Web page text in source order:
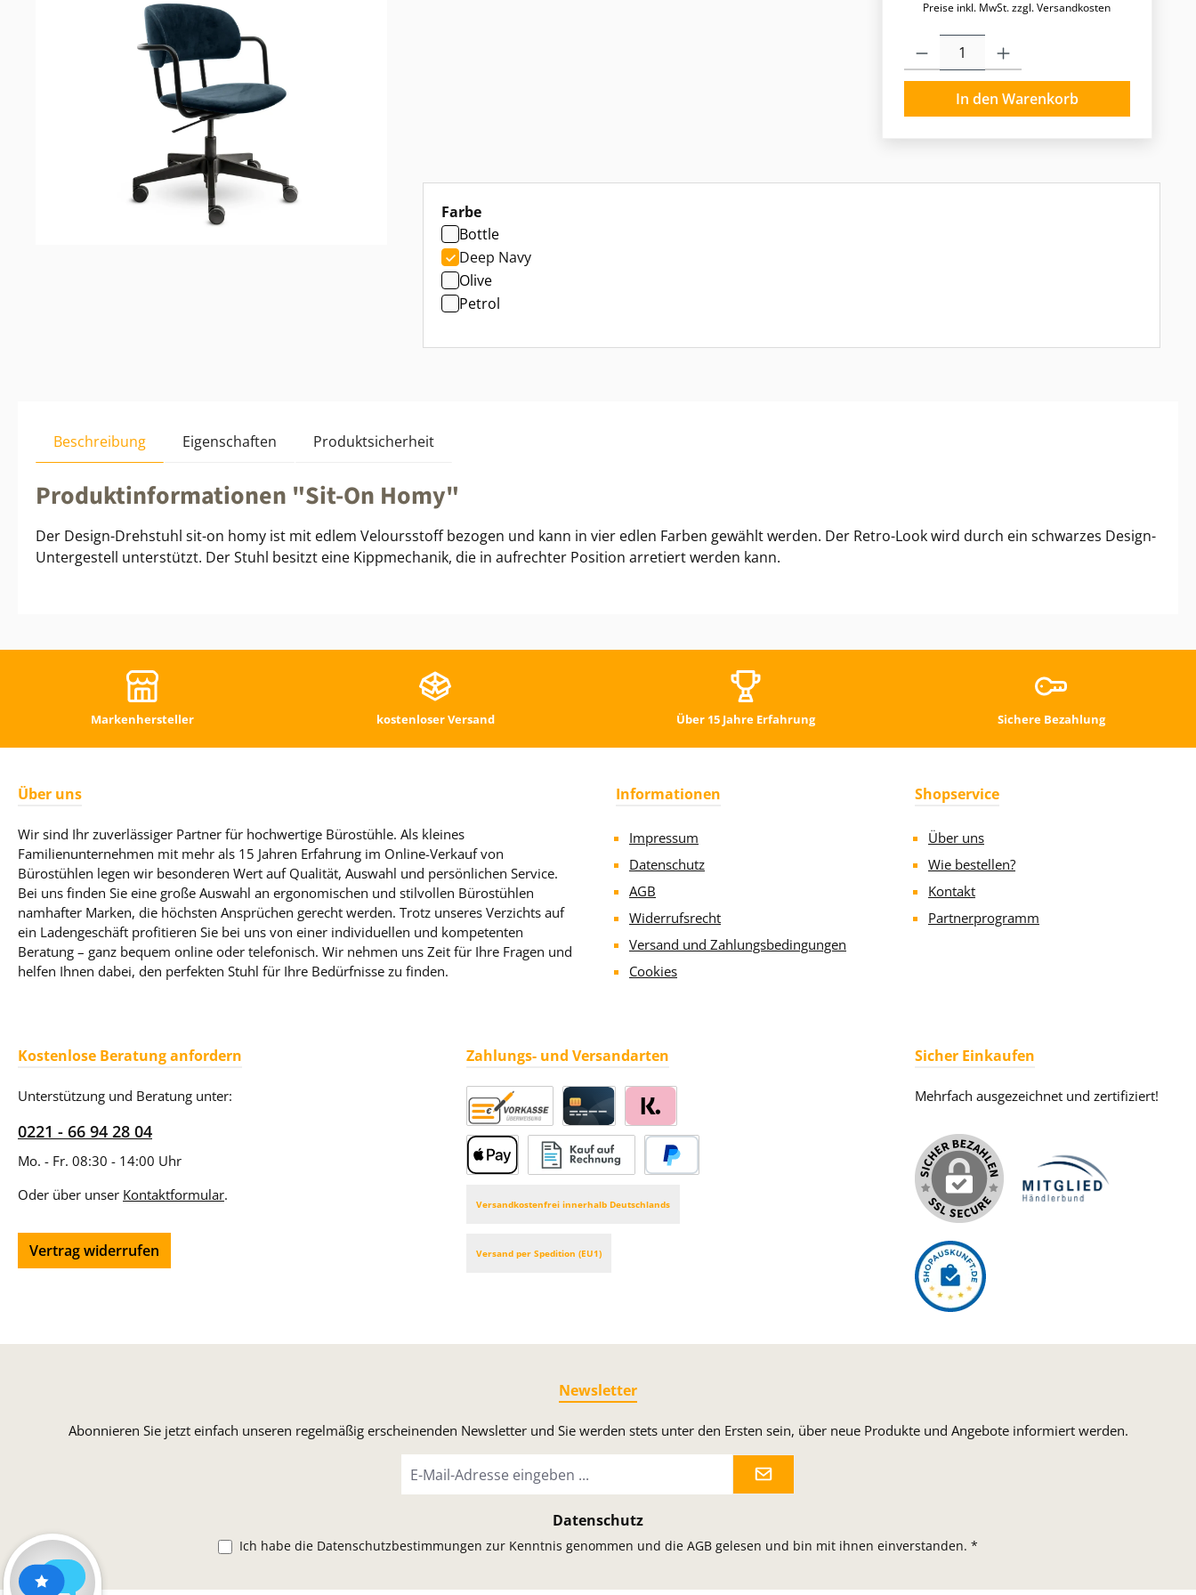
Preise inkl. MwSt. zzgl. Versandkosten
Produkt Anzahl: Gib den gewünschten Wert
In den Warenkorb
Farbeauswählen
Bottle
Deep Navy
Olive
Petrol
Beschreibung Eigenschaften Produktsicherheit
Produktinformationen "Sit-On Homy"
Der Design-Drehstuhl sit-on homy ist mit edlem Veloursstoff bezogen und kann in vier edlen Farben gewählt werden. Der Retro-Look wird durch ein schwarzes Design-
Untergestell unterstützt. Der Stuhl besitzt eine Kippmechanik, die in aufrechter Position arretiert werden kann.
Markenhersteller kostenloser Versand Über 15 Jahre Erfahrung Sichere Bezahlung
Über uns
Wir sind Ihr zuverlässiger Partner für hochwertige Bürostühle. Als kleines
Familienunternehmen mit mehr als 15 Jahren Erfahrung im Online-Verkauf von
Bürostühlen legen wir besonderen Wert auf Qualität, Auswahl und persönlichen Service.
Bei uns finden Sie eine große Auswahl an ergonomischen und stilvollen Bürostühlen
namhafter Marken, die höchsten Ansprüchen gerecht werden. Trotz unseres Verzichts auf
ein Ladengeschäft profitieren Sie bei uns von einer individuellen und kompetenten
Beratung – ganz bequem online oder telefonisch. Wir nehmen uns Zeit für Ihre Fragen und
helfen Ihnen dabei, den perfekten Stuhl für Ihre Bedürfnisse zu finden.
Informationen
Impressum
Datenschutz
AGB
Widerrufsrecht
Versand und Zahlungsbedingungen
Cookies
Shopservice
Über uns
Wie bestellen?
Kontakt
Partnerprogramm
Kostenlose Beratung anfordern
Unterstützung und Beratung unter:
0221 - 66 94 28 04
Mo. - Fr. 08:30 - 14:00 Uhr
Oder über unser Kontaktformular.
Vertrag widerrufen
Zahlungs- und Versandarten
Vorkasse KreditkarteKlarna
Versandkostenfrei innerhalb Deutschlands
Versand per Spedition (EU1)
Sicher Einkaufen
Mehrfach ausgezeichnet und zertifiziert!
Newsletter
Abonnieren Sie jetzt einfach unseren regelmäßig erscheinenden Newsletter und Sie werden stets unter den Ersten sein, über neue Produkte und Angebote informiert werden.
Mail-
Datenschutz
Ich habe die Datenschutzbestimmungen zur Kenntnis genommen und die AGB gelesen und bin mit ihnen einverstanden. *